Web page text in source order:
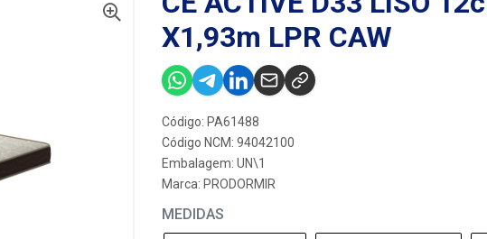
X1,93m LPR CAW
Código: PA61488
Código NCM: 94042100
Embalagem: UN\1
Marca: PRODORMIR
MEDIDAS